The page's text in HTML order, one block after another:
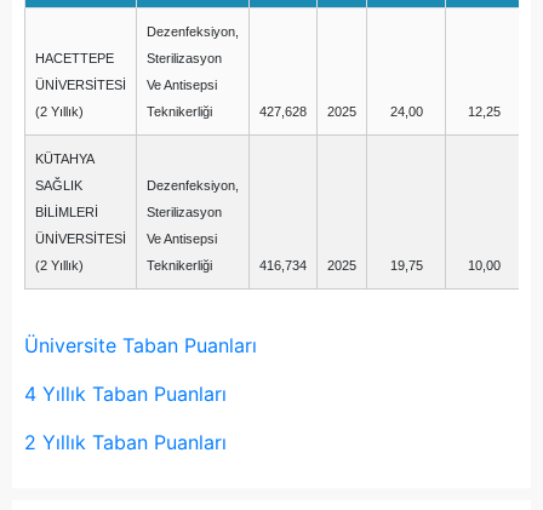
HACETTEPE
ÜNİVERSİTESİ
(2 Yıllık)
Dezenfeksiyon,
Sterilizasyon
Ve Antisepsi
Teknikerliği
427,628 2025 24,00 12,25
KÜTAHYA
SAĞLIK
BİLİMLERİ
ÜNİVERSİTESİ
(2 Yıllık)
Dezenfeksiyon,
Sterilizasyon
Ve Antisepsi
Teknikerliği
416,734 2025 19,75 10,00
Üniversite Taban Puanları
4 Yıllık Taban Puanları
2 Yıllık Taban Puanları